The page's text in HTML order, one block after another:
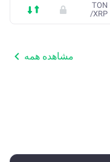
TON
/XRP
مشاهده همه